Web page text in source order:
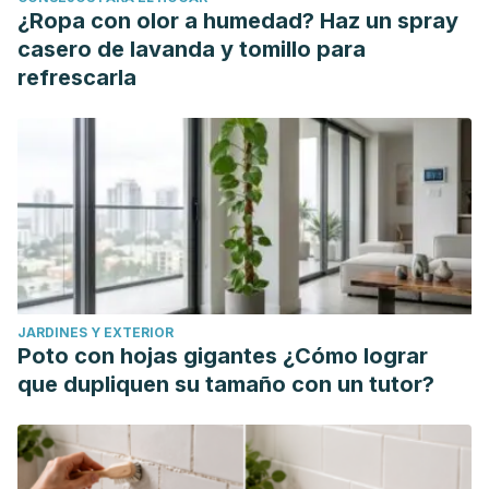
¿Ropa con olor a humedad? Haz un spray
casero de lavanda y tomillo para
refrescarla
JARDINES Y EXTERIOR
Poto con hojas gigantes ¿Cómo lograr
que dupliquen su tamaño con un tutor?